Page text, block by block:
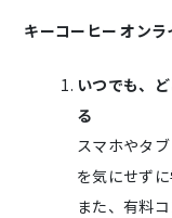
キーコーヒー オン
いつでも、
る
スマホやタ
を気にせずに
また、有料